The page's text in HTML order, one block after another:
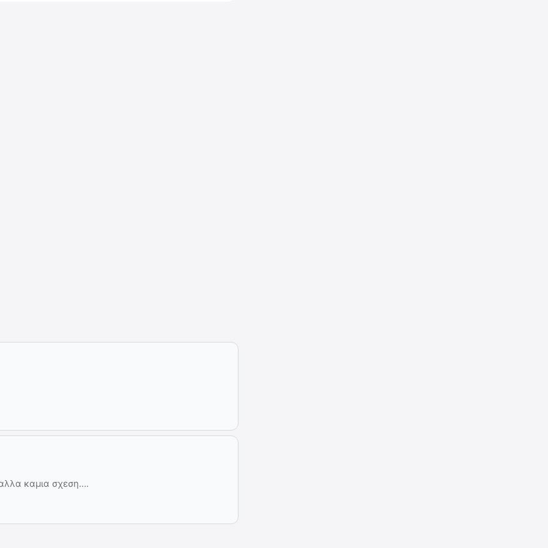
καμια σχεση….